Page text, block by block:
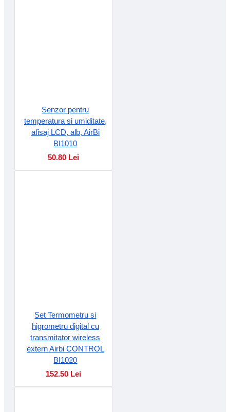
Senzor pentru
temperatura si umiditate,
afisaj LCD, alb, AirBi
BI1010
50.80 Lei
Set Termometru si
higrometru digital cu
transmitator wireless
extern Airbi CONTROL
BI1020
152.50 Lei